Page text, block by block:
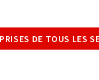
DE TOUS LES